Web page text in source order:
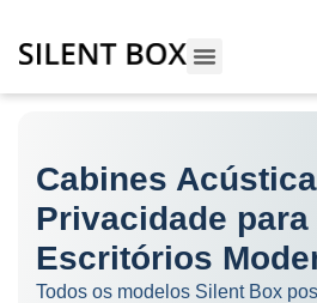
Cabines
Privacidade para
Escritórios
Todos os modelos Silent Box